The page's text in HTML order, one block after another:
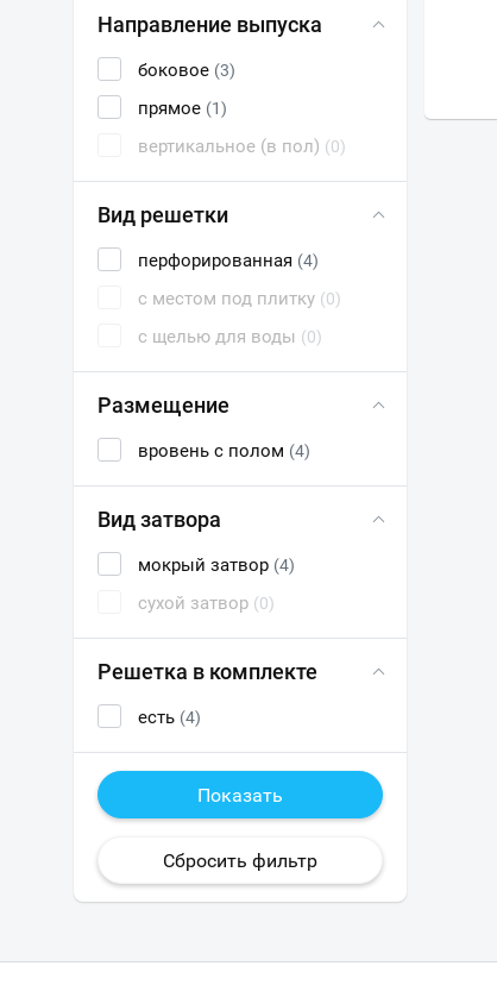
Направление выпуска
боковое (3)
прямое (1)
вертикальное (в пол) (0)
Вид решетки
перфорированная (4)
с местом под плитку (0)
с щелью для воды (0)
Размещение
вровень с полом (4)
Вид затвора
мокрый затвор (4)
сухой затвор (0)
Решетка в комплекте
есть (4)